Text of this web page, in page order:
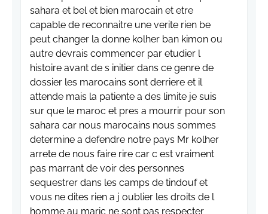
sahara et bel et bien marocain et etre
capable de reconnaitre une verite rien be
peut changer la donne kolher ban kimon ou
autre devrais commencer par etudier l
histoire avant de s initier dans ce genre de
dossier les marocains sont derriere et il
attende mais la patiente a des limite je suis
sur que le maroc et pres a mourrir pour son
sahara car nous marocains nous sommes
determine a defendre notre pays Mr kolher
arrete de nous faire rire car c est vraiment
pas marrant de voir des personnes
sequestrer dans les camps de tindouf et
vous ne dites rien a j oublier les droits de l
homme au maric ne sont pas respecter